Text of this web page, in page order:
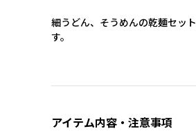
細うどん、そうめんの乾麺セッ
す。
アイテム内容・注意事項